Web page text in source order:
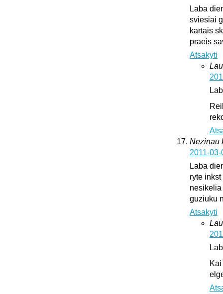
Laba
sviesiai
kartais
praeis
Atsakyti
Nezinau
2011-
Laba
ryte
guziuku
Atsakyti